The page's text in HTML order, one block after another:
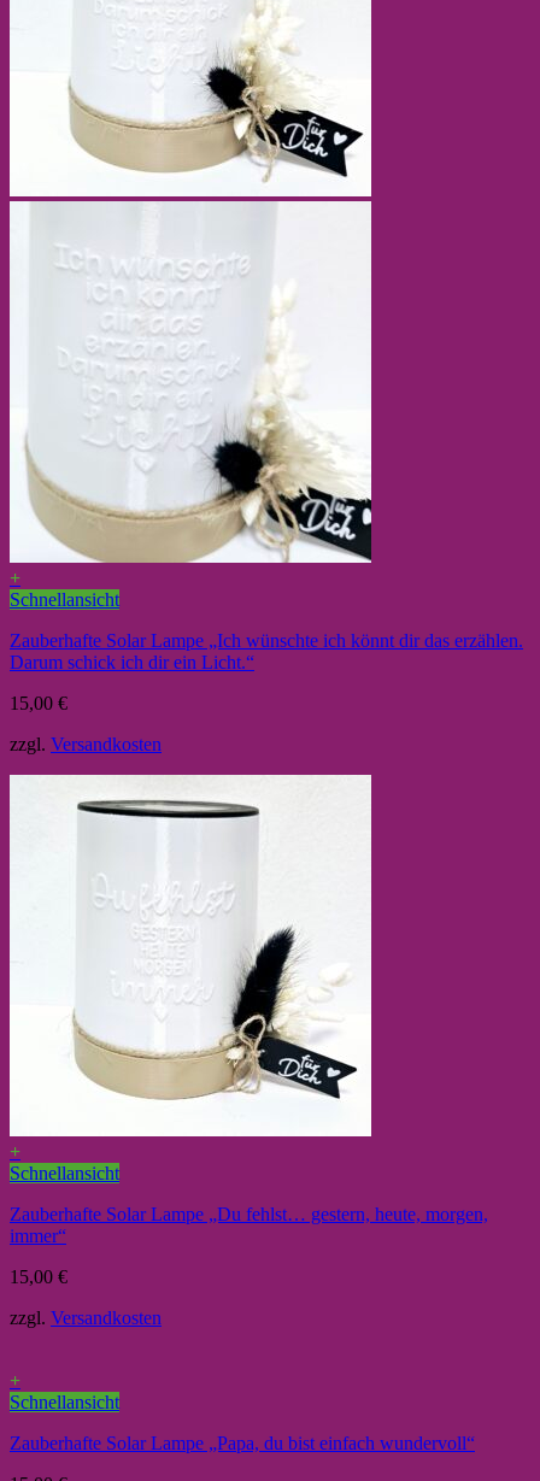
+
Schnellansicht
Zauberhafte Solar Lampe „Ich wünschte ich könnt dir das erzählen.
Darum schick ich dir ein Licht.“
15,00 €
zzgl. Versandkosten
+
Schnellansicht
Zauberhafte Solar Lampe „Du fehlst… gestern, heute, morgen,
immer“
15,00 €
zzgl. Versandkosten
+
Schnellansicht
Zauberhafte Solar Lampe „Papa, du bist einfach wundervoll“